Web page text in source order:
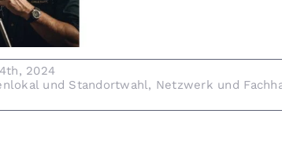
2024
und Standortwahl, Netzwerk und